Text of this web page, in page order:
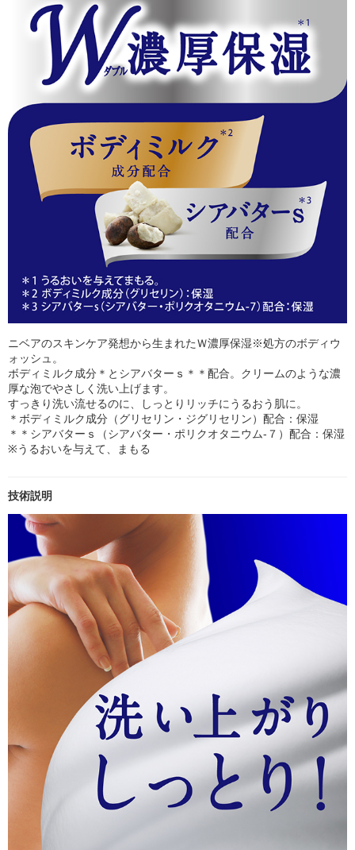
ニベアのスキンケア発想から生まれたＷ濃厚保湿※処方のボディウ
ォッシュ。
ボディミルク成分＊とシアバターｓ＊＊配合。クリームのような濃
厚な泡でやさしく洗い上げます。
すっきり洗い流せるのに、しっとりリッチにうるおう肌に。
＊ボディミルク成分（グリセリン・ジグリセリン）配合：保湿
＊＊シアバターｓ（シアバター・ポリクオタニウム‐７）配合：保湿
※うるおいを与えて、まもる
技術説明